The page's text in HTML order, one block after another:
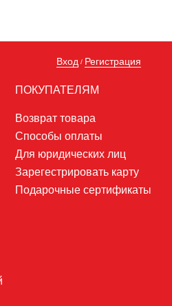
Вход / Регистрация
ПОКУПАТЕЛЯМ
Возврат товара
Способы оплаты
Для юридических лиц
Зарегестрировать карту
Подарочные сертификаты